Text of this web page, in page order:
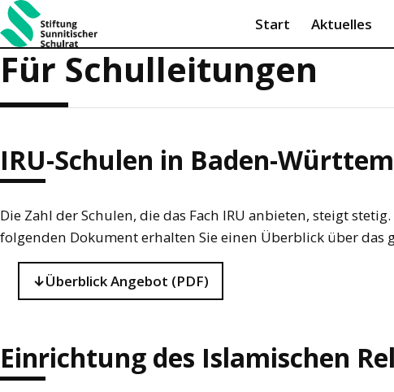
Start Aktuelles
Für Schulleitungen
IRU-Schulen in Baden-
Die Zahl der Schulen, die das Fach IRU anbieten, steigt
folgenden Dokument erhalten Sie einen Überblick über das
Überblick Angebot (PDF)
Einrichtung des Islamischen